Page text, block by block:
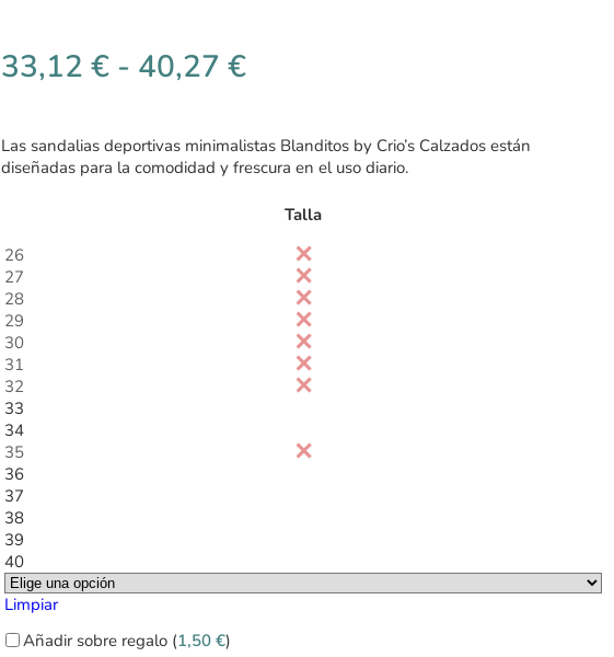
33,12 € - 40,27 €
Las sandalias deportivas minimalistas Blanditos by Crio’s Calzados están
diseñadas para la comodidad y frescura en el uso diario.
Talla
26
27
28
29
30
31
32
33
34
35
36
37
38
39
40
Limpiar
Añadir sobre regalo (1,50 €)